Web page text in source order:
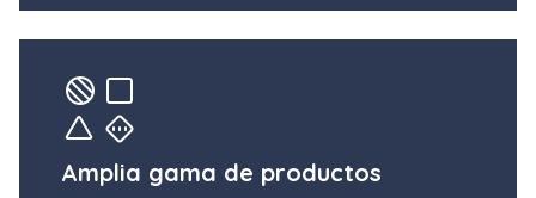
Amplia gama de productos